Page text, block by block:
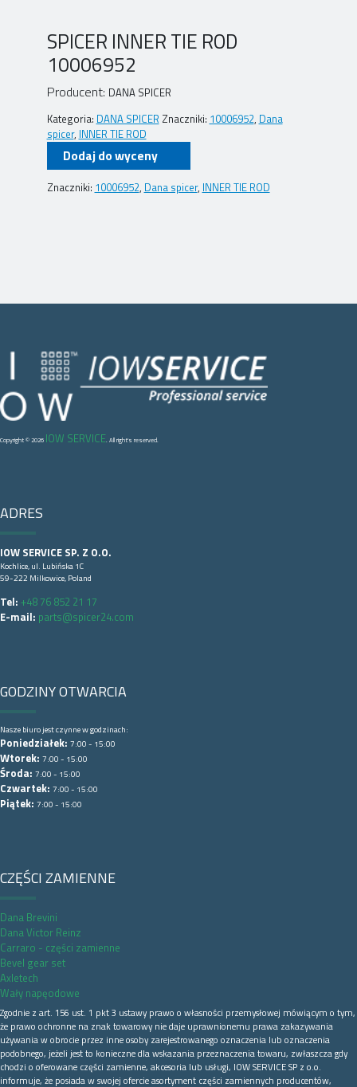
SPICER INNER TIE ROD
10006952
Producent: DANA SPICER
Kategoria: DANA SPICER Znaczniki: 10006952, Dana
spicer, INNER TIE ROD
Dodaj do wyceny
Znaczniki: 10006952, Dana spicer, INNER TIE ROD
Copyright © 2026 IOW SERVICE. All right's reserved.
ADRES
IOW SERVICE SP. Z O.O.
Kochlice, ul. Lubińska 1C
59-222 Milkowice, Poland
Tel: +48 76 852 21 17
E-mail: parts@spicer24.com
GODZINY OTWARCIA
Nasze biuro jest czynne w godzinach:
Poniedziałek: 7:00 - 15:00
Wtorek: 7:00 - 15:00
Środa: 7:00 - 15:00
Czwartek: 7:00 - 15:00
Piątek: 7:00 - 15:00
CZĘŚCI ZAMIENNE
Dana Brevini
Dana Victor Reinz
Carraro - części zamienne
Bevel gear set
Axletech
Wały napęodowe
Zgodnie z art. 156 ust. 1 pkt 3 ustawy prawo o własności przemysłowej mówiącym o tym,
że prawo ochronne na znak towarowy nie daje uprawnionemu prawa zakazywania
używania w obrocie przez inne osoby zarejestrowanego oznaczenia lub oznaczenia
podobnego, jeżeli jest to konieczne dla wskazania przeznaczenia towaru, zwłaszcza gdy
chodzi o oferowane części zamienne, akcesoria lub usługi, IOW SERVICE SP z o.o.
informuje, że posiada w swojej ofercie asortyment części zamiennych producentów,